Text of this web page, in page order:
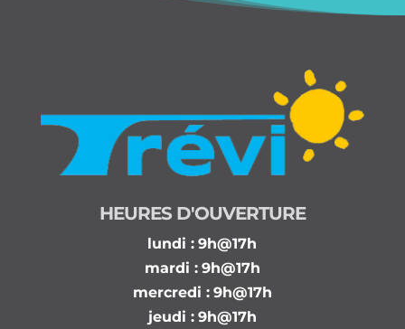
HEURES D'OUVERTURE
lundi : 9h@17h
mardi : 9h@17h
mercredi : 9h@17h
jeudi : 9h@17h